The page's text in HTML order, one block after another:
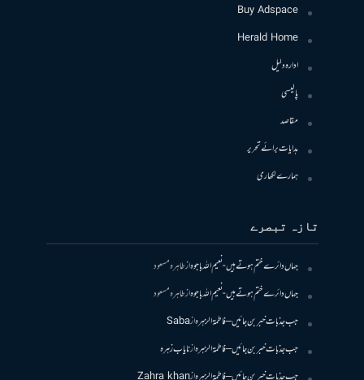
Buy Adspace
Herald Home
ادارہ دلیل
پالیسی
مقاصد
ہدایات برائے تحریر
ہمارے لکھاری
تازہ تبصرے
جہاں دائرے ختم ہوتے ہیں- نعیم اللہ باجوہازطاہرہ مسعود
جہاں دائرے ختم ہوتے ہیں- نعیم اللہ باجوہازطاہرہ مسعود
جب جذبات خبر بن جائیں – فاطمۃالزہرہازSaba
جب جذبات خبر بن جائیں – فاطمۃالزہرہازنایاب زہرہ